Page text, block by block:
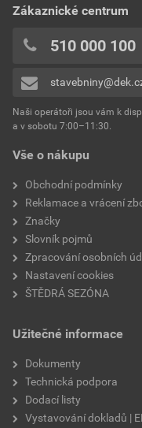
Vše o nákupu
Obchodní podmínky
Reklamace a vrácení
Značky
Slovník pojmů
Zpracování osobních
Nastavení cookies
ŠTĚDRÁ SEZÓNA
Užitečné informace
Dokumenty
Technická podpora
Dodací listy
Vystavování dokladů |
Zákaznické centrum
510 000 100
Naši operátoři jsou vám k
a v sobotu 7:00–11:30.